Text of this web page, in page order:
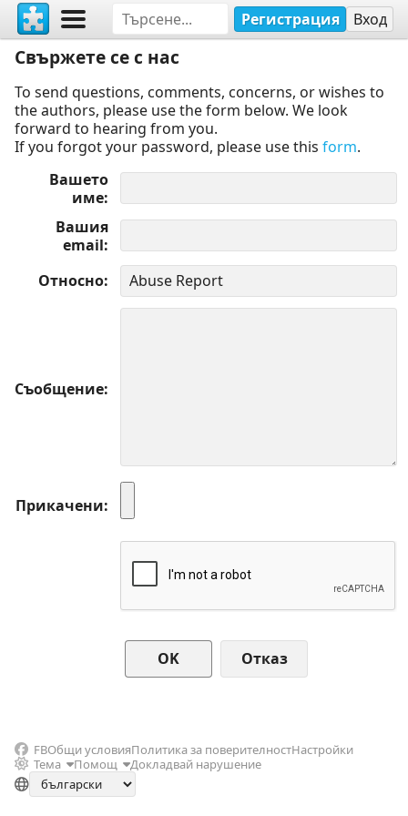
Регистрация Вход
Свържете се с нас
To send questions, comments, concerns, or wishes to
the authors, please use the form below. We look
forward to hearing from you.
If you forgot your password, please use this form.
Вашето
име
Вашия
email
Относно
Съобщение
Прикачени
Отказ
FBОбщи условияПолитика за поверителностНастройки
Тема
Помощ Докладвай нарушение